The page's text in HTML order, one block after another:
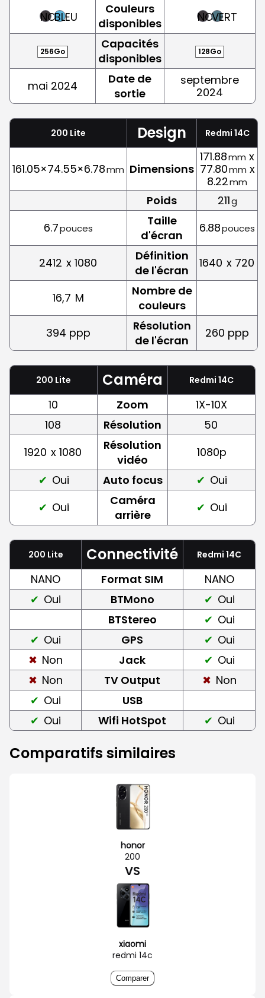
NOIRBLEU
Couleurs
disponibles
NOIRVERT
256Go
Capacités
disponibles
128Go
mai 2024
Date de
sortie
septembre
2024
200 Lite Design Redmi 14C
161.05×74.55×6.78mm Dimensions
171.88mm x
77.80mm x
8.22mm
Poids 211g
6.7pouces
Taille
d'écran
6.88pouces
2412 x 1080
Définition
de l'écran
1640 x 720
16,7 M
Nombre de
couleurs
394 ppp
Résolution
de l'écran
260 ppp
200 Lite Caméra Redmi 14C
10 Zoom
1X-10X
108
Résolution
50
1920 x 1080
Résolution
vidéo
1080p
Oui
Auto focus
Oui
Oui
Caméra
arrière
Oui
200 Lite Connectivité Redmi 14C
NANO Format SIM
NANO
Oui
BTMono
Oui
BTStereo
Oui
Oui
GPS
Oui
Non
Jack
Oui
Non
TV Output
Non
Oui
USB
Oui
Wifi HotSpot Oui
Comparatifs similaires
honor
200
VS
xiaomi
redmi 14c
Comparer